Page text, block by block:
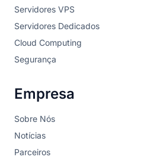
Servidores VPS
Servidores Dedicados
Cloud Computing
Segurança
Empresa
Sobre Nós
Notícias
Parceiros